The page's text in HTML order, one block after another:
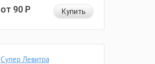
от 90Р Купить
Супер Левитра